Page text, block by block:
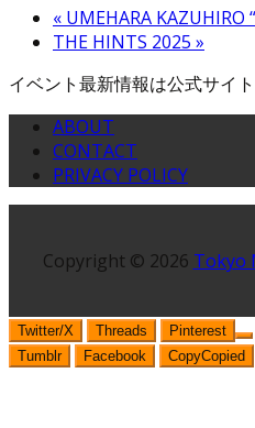
« UMEHARA KAZUHIRO
THE HINTS 2025 »
イベント最新情報は公式サイ
ABOUT
CONTACT
PRIVACY POLICY
Copyright © 2026 Tokyo
Twitter/X Threads
Pinterest
Tumblr
Facebook CopyCopied